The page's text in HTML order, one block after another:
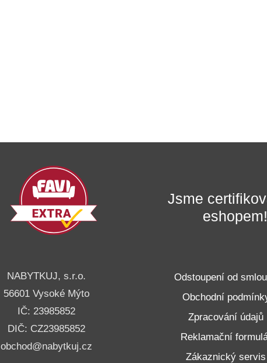
Jsme
eshopem!
NABYTKUJ, s.r.o.
56601 Vysoké Mýto
IČ: 23985852
DIČ: CZ23985852
obchod@nabytkuj.cz
Odstoupení od
Obchodní
Zpracování údajů
Reklamační
Zákaznický servis